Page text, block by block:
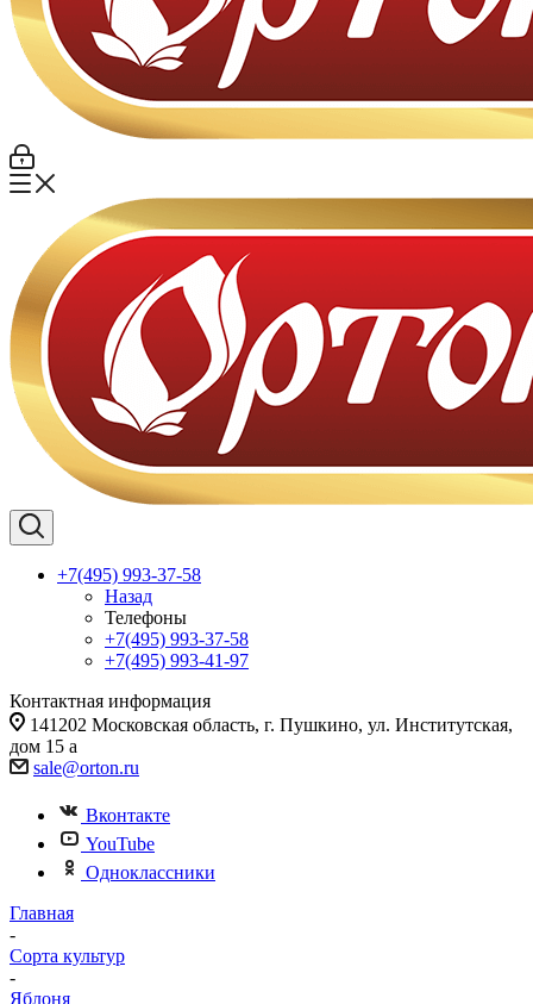
+7(495) 993-37-58
Назад
Телефоны
+7(495) 993-37-58
+7(495) 993-41-97
Контактная информация
141202 Московская область, г. Пушкино, ул. Институтская,
дом 15 а
sale@orton.ru
Вконтакте
YouTube
Одноклассники
Главная
-
Сорта культур
-
Яблоня